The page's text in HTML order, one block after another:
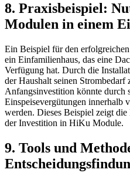
8. Praxisbeispiel:
Modulen in einem
Ein Beispiel für den
ein Einfamilienhaus, das eine
Verfügung hat. Durch die
der Haushalt seinen Strombedarf
Anfangsinvestition könnte durch
Einspeisevergütungen innerhalb
werden. Dieses Beispiel zeigt
der Investition in HiKu Module.
9. Tools und